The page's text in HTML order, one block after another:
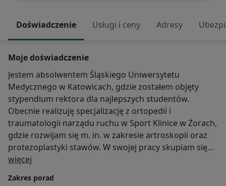
Doświadczenie Usługi i ceny Adresy
Moje doświadczenie
Jestem absolwentem Śląskiego Uniwersytetu
Medycznego w Katowicach, gdzie zostałem objęty
stypendium rektora dla najlepszych studentów.
Obecnie realizuję specjalizację z ortopedii i
traumatologii narządu ruchu w Sport Klinice w Żorach,
gdzie rozwijam się m. in. w zakresie artroskopii oraz
protezoplastyki stawów. W swojej pracy skupiam się
na urazach stawów i więzadeł, chorobie
Swoje umiejętności poszerzam poprzez uczestnictwo
więcej
Zakres porad